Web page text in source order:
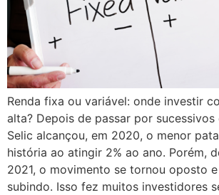
Renda fixa ou variável: onde investir
alta? Depois de passar por
Selic alcançou, em 2020, o menor
história ao atingir 2% ao ano. Porém,
2021, o movimento se tornou oposto
subindo. Isso fez muitos investidores